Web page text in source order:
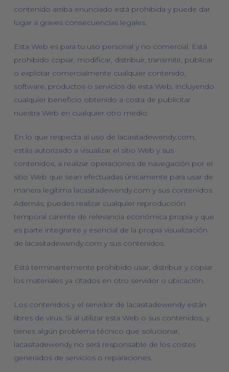
contenido arriba enunciado está prohibida y puede dar
lugar a graves consecuencias legales.
Esta Web es para tu uso personal y no comercial. Está
prohibido copiar, modificar, distribuir, transmitir, publicar
o explotar comercialmente cualquier contenido,
software, productos o servicios de esta Web, incluyendo
cualquier beneficio obtenido a costa de publicitar
nuestra Web en cualquier otro medio.
En lo que respecta al uso de lacasitadewendy.com,
estás autorizado a visualizar el sitio Web y sus
contenidos, a realizar operaciones de navegación por el
sitio Web que sean efectuadas únicamente para usar de
manera legítima lacasitadewendy.com y sus contenidos.
Además, puedes realizar cualquier reproducción
temporal carente de relevancia económica propia y que
es parte integrante y esencial de la propia visualización
de lacasitadewendy.com y sus contenidos.
Está terminantemente prohibido usar, distribuir y copiar
los materiales ya citados en otro servidor o ubicación.
Los contenidos y el servidor de lacasitadewendy están
libres de virus. Si al utilizar esta Web o sus contenidos, y
tienes algún problema técnico que solucionar,
lacasitadewendy no será responsable de los costes
generados de servicios o reparaciones.